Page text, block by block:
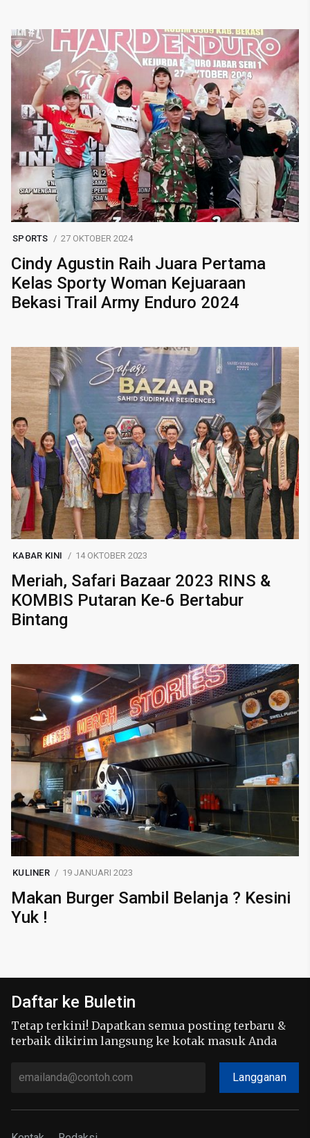
SPORTS 27 OKTOBER 2024
Cindy Agustin Raih Juara Pertama
Kelas Sporty Woman Kejuaraan
Bekasi Trail Army Enduro 2024
KABAR KINI 14 OKTOBER 2023
Meriah, Safari Bazaar 2023 RINS &
KOMBIS Putaran Ke-6 Bertabur
Bintang
KULINER 19 JANUARI 2023
Makan Burger Sambil Belanja ? Kesini
Yuk !
Daftar ke Buletin
Tetap terkini! Dapatkan semua posting terbaru &
terbaik dikirim langsung ke kotak masuk Anda
Langganan